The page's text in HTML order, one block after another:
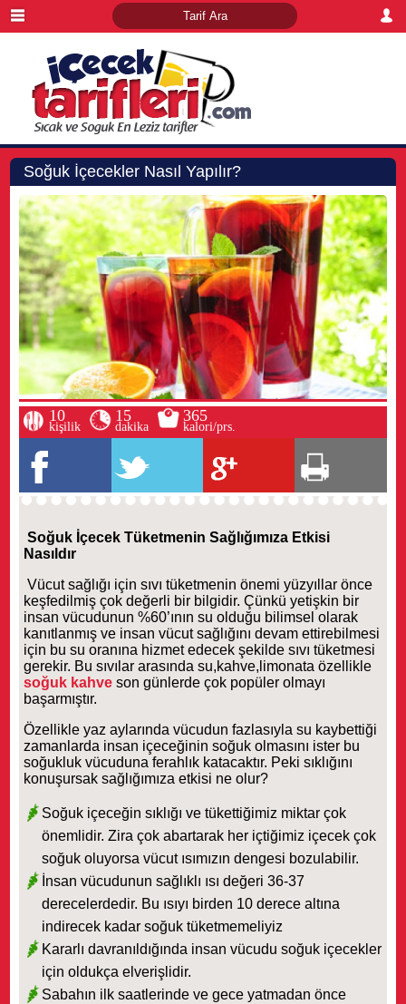
Soğuk İçecekler Nasıl Yapılır?
10
kişilik
15
dakika
365
kalori/prs.
Soğuk İçecek Tüketmenin Sağlığımıza Etkisi
Nasıldır
Vücut sağlığı için sıvı tüketmenin önemi yüzyıllar önce
keşfedilmiş çok değerli bir bilgidir. Çünkü yetişkin bir
insan vücudunun %60’ının su olduğu bilimsel olarak
kanıtlanmış ve insan vücut sağlığını devam ettirebilmesi
için bu su oranına hizmet edecek şekilde sıvı tüketmesi
gerekir. Bu sıvılar arasında su,kahve,limonata özellikle
soğuk kahveson günlerde çok popüler olmayı
başarmıştır.
Özellikle yaz aylarında vücudun fazlasıyla su kaybettiği
zamanlarda insan içeceğinin soğuk olmasını ister bu
soğukluk vücuduna ferahlık katacaktır. Peki sıklığını
konuşursak sağlığımıza etkisi ne olur?
Soğuk içeceğin sıklığı ve tükettiğimiz miktar çok
önemlidir. Zira çok abartarak her içtiğimiz içecek çok
soğuk oluyorsa vücut ısımızın dengesi bozulabilir.
İnsan vücudunun sağlıklı ısı değeri 36-37
derecelerdedir. Bu ısıyı birden 10 derece altına
indirecek kadar soğuk tüketmemeliyiz
Kararlı davranıldığında insan vücudu soğuk içecekler
için oldukça elverişlidir.
Sabahın ilk saatlerinde ve gece yatmadan önce